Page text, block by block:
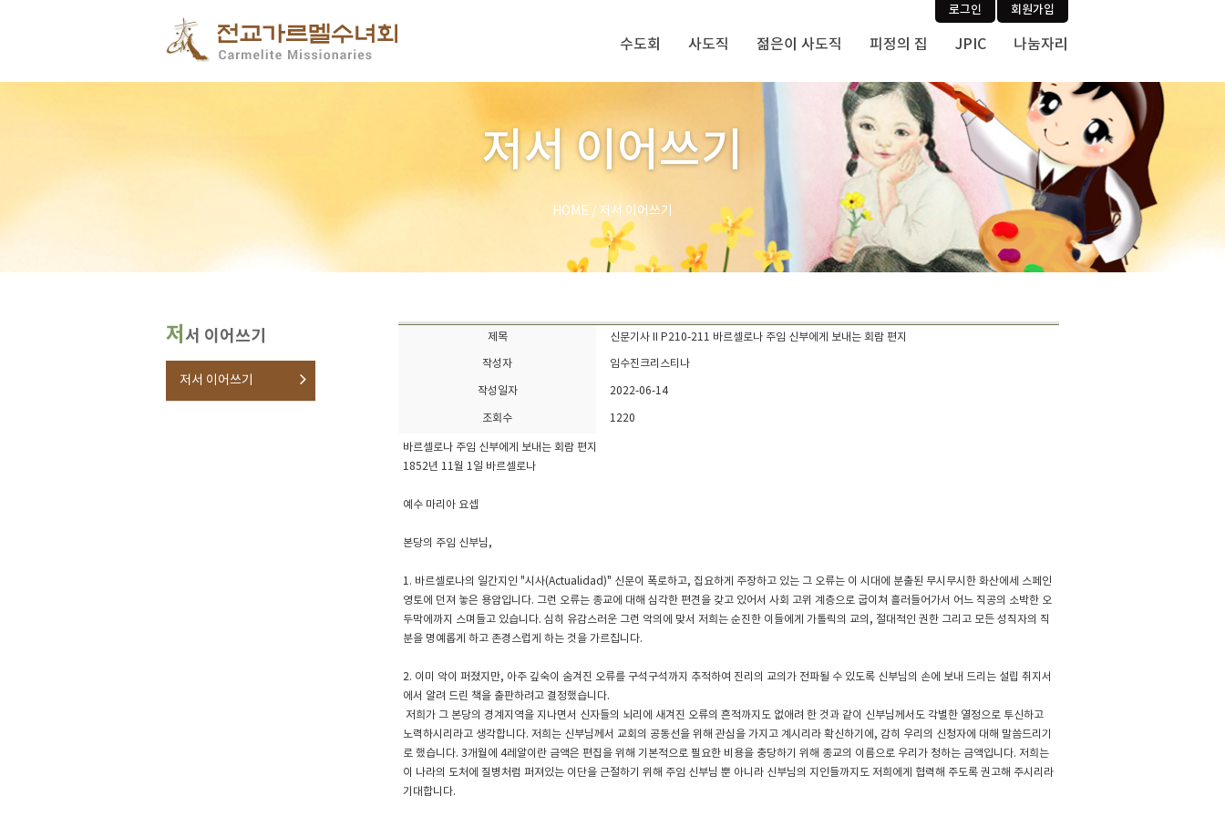
로그인 회원가입
수도회 사도직 젊은이 사도직 피정의 집 JPIC 나눔자리
저서 이어쓰기
HOME / 저서 이어쓰기
저 서 이어쓰기
저서 이어쓰기
제목 신문기사 II P210-211 바르셀로나 주임 신부에게 보내는 회람 편지
작성자 임수진크리스티나
작성일자 2022-06-14
조회수 1220
바르셀로나 주임 신부에게 보내는 회람 편지
1852년 11월 1일 바르셀로나
예수 마리아 요셉
본당의 주임 신부님,
1. 바르셀로나의 일간지인 "시사(Actualidad)" 신문이 폭로하고, 집요하게 주장하고 있는 그 오류는 이 시대에 분출된 무시무시한 화산에세 스페인
영토에 던져 놓은 용암입니다. 그런 오류는 종교에 대해 심각한 편견을 갖고 있어서 사회 고위 계층으로 굽이쳐 흘러들어가서 어느 직공의 소박한 오
두막에까지 스며들고 있습니다. 심히 유감스러운 그런 악의에 맞서 저희는 순진한 이들에게 가톨릭의 교의, 절대적인 권한 그리고 모든 성직자의 직
분을 명예롭게 하고 존경스럽게 하는 것을 가르칩니다.
2. 이미 악이 퍼졌지만, 아주 깊숙이 숨겨진 오류를 구석구석까지 추적하여 진리의 교의가 전파될 수 있도록 신부님의 손에 보내 드리는 설립 취지서
에서 알려 드린 책을 출판하려고 결정했습니다.
저희가 그 본당의 경계지역을 지나면서 신자들의 뇌리에 새겨진 오류의 흔적까지도 없애려 한 것과 같이 신부님께서도 각별한 열정으로 투신하고
노력하시리라고 생각합니다. 저희는 신부님께서 교회의 공동선을 위해 관심을 가지고 계시리라 확신하기에, 감히 우리의 신청자에 대해 말씀드리기
로 했습니다. 3개월에 4레알이란 금액은 편집을 위해 기본적으로 필요한 비용을 충당하기 위해 종교의 이름으로 우리가 청하는 금액입니다. 저희는
이 나라의 도처에 질병처럼 퍼져있는 이단을 근절하기 위해 주임 신부님 뿐 아니라 신부님의 지인들까지도 저희에게 협력해 주도록 권고해 주시리라
기대합니다.